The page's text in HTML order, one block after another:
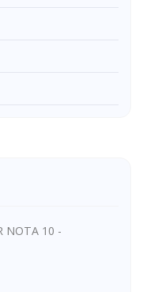
NOTA 10 -